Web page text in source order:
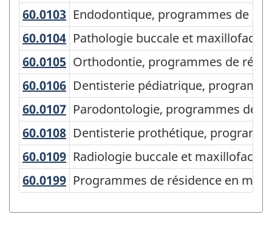
la
CPE
2016
-
Regroupements
principaux
-
Structure
de
la
classification
60.0103 Endodontique, programmes de
Endodontique, programmes de
60.0104 Pathologie buccale et
Pathologie buccale et
60.0105 Orthodontie, programmes de
Orthodontie, programmes de
60.0106 Dentisterie pédiatrique,
Dentisterie pédiatrique,
60.0107 Parodontologie, programmes de
Parodontologie, programmes de
60.0108 Dentisterie prothétique,
Dentisterie prothétique,
60.0109 Radiologie buccale et
Radiologie buccale et
60.0199 Programmes de résidence en
Programmes de résidence en